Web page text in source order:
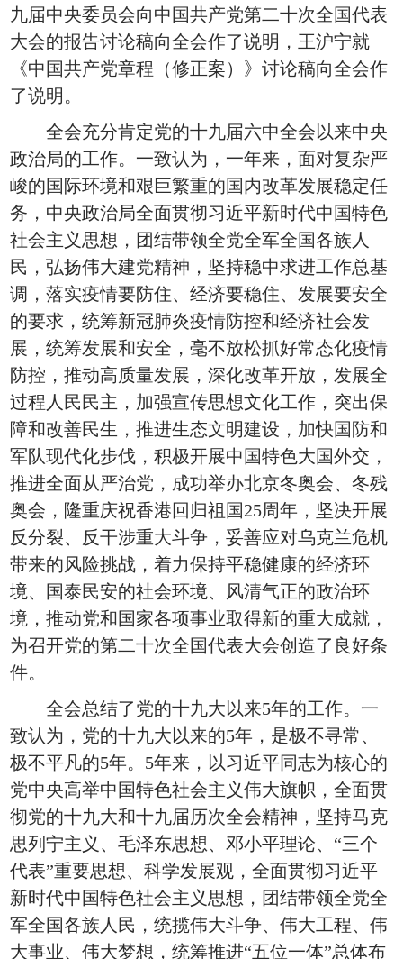
九届中央委员会向中国共产党第二十次全国代表
大会的报告讨论稿向全会作了说明，王沪宁就
《中国共产党章程（修正案）》讨论稿向全会作
了说明。
全会充分肯定党的十九届六中全会以来中央
政治局的工作。一致认为，一年来，面对复杂严
峻的国际环境和艰巨繁重的国内改革发展稳定任
务，中央政治局全面贯彻习近平新时代中国特色
社会主义思想，团结带领全党全军全国各族人
民，弘扬伟大建党精神，坚持稳中求进工作总基
调，落实疫情要防住、经济要稳住、发展要安全
的要求，统筹新冠肺炎疫情防控和经济社会发
展，统筹发展和安全，毫不放松抓好常态化疫情
防控，推动高质量发展，深化改革开放，发展全
过程人民民主，加强宣传思想文化工作，突出保
障和改善民生，推进生态文明建设，加快国防和
军队现代化步伐，积极开展中国特色大国外交，
推进全面从严治党，成功举办北京冬奥会、冬残
奥会，隆重庆祝香港回归祖国25周年，坚决开展
反分裂、反干涉重大斗争，妥善应对乌克兰危机
带来的风险挑战，着力保持平稳健康的经济环
境、国泰民安的社会环境、风清气正的政治环
境，推动党和国家各项事业取得新的重大成就，
为召开党的第二十次全国代表大会创造了良好条
件。
全会总结了党的十九大以来5年的工作。一
致认为，党的十九大以来的5年，是极不寻常、
极不平凡的5年。5年来，以习近平同志为核心的
党中央高举中国特色社会主义伟大旗帜，全面贯
彻党的十九大和十九届历次全会精神，坚持马克
思列宁主义、毛泽东思想、邓小平理论、“三个
代表”重要思想、科学发展观，全面贯彻习近平
新时代中国特色社会主义思想，团结带领全党全
军全国各族人民，统揽伟大斗争、伟大工程、伟
大事业、伟大梦想，统筹推进“五位一体”总体布